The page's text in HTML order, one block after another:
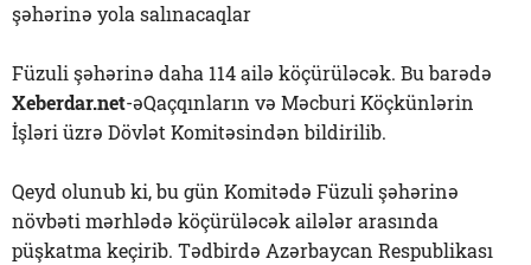
şəhərinə yola salınacaqlar
Füzuli şəhərinə daha 114 ailə köçürüləcək. Bu barədə
Xeberdar.net-əQaçqınların və Məcburi Köçkünlərin
İşləri üzrə Dövlət Komitəsindən bildirilib.
Qeyd olunub ki, bu gün Komitədə Füzuli şəhərinə
növbəti mərhlədə köçürüləcək ailələr arasında
püşkatma keçirib. Tədbirdə Azərbaycan Respublikası